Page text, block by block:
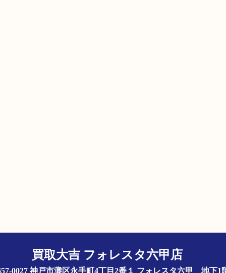
買取大吉 フォレスタ六甲店
0027 神戸市灘区永手町4丁目2番１ フォレスタ六甲 地下